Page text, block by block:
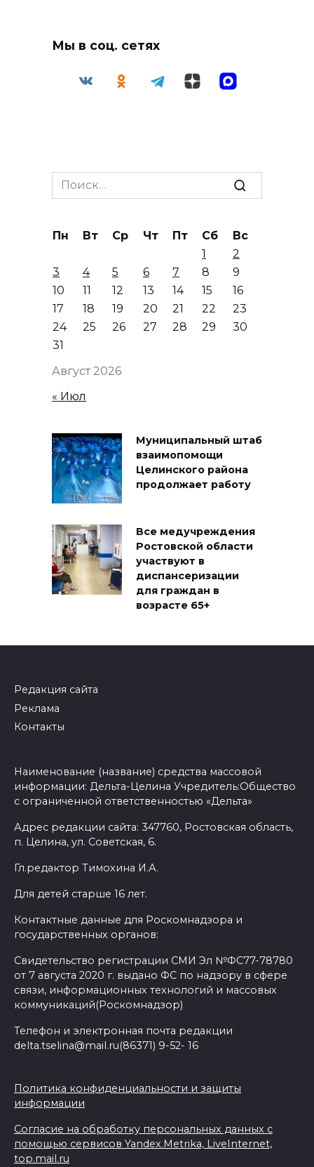
Мы в соц. сетях
Search
for:
Август 2026
Пн Вт Ср Чт Пт Сб
Вс
1
2
3
4 5 6 7 8
9
10
11 12 13 14 15
16
17
18 19 20 21 22
23
24
25 26 27 28 29
30
31
« Июл
Муниципальный штаб
взаимопомощи
Целинского района
продолжает работу
Все медучреждения
Ростовской области
участвуют в
диспансеризации
для граждан в
возрасте 65+
Редакция сайта
Реклама
Контакты
Наименование (название) средства массовой
информации: Дельта-Целина Учредитель:Общество
с ограниченной ответственностью «Дельта»
Адрес редакции сайта: 347760, Ростовская область,
п. Целина, ул. Советская, 6.
Гл.редактор Тимохина И.А.
Для детей старше 16 лет.
Контактные данные для Роскомнадзора и
государственных органов:
Свидетельство регистрации СМИ Эл №ФС77-78780
от 7 августа 2020 г. выдано ФС по надзору в сфере
связи, информационных технологий и массовых
коммуникаций(Роскомнадзор)
Телефон и электронная почта редакции
delta.tselina@mail.ru(86371) 9-52- 16
Политика конфиденциальности и защиты
информации
Согласие на обработку персональных данных с
помощью сервисов Yandex.Metrika, LiveInternet,
top.mail.ru